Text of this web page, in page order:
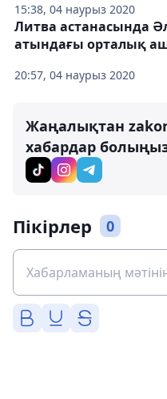
15:38, 04 наурыз 2020
20:57, 04 наурыз 2020
Литва астанасында
атындағы орталық
Жаңалықтан
хабардар
Пікірлер 0